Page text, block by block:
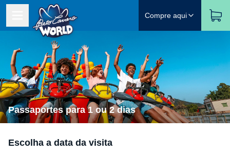
Compre aqui
Passaportes para 1 ou 2 dias
Escolha a data da visita